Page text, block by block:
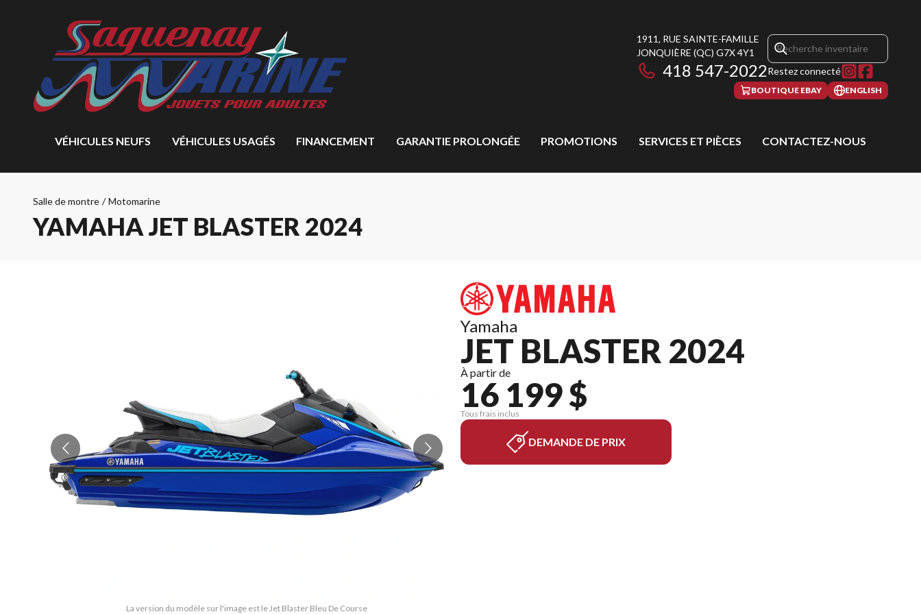
1911, RUE SAINTE-FAMILLE
JONQUIÈRE (QC) G7X 4Y1
418 547-2022Restez connecté
BOUTIQUE EBAY ENGLISH
VÉHICULES NEUFS VÉHICULES USAGÉS FINANCEMENT GARANTIE PROLONGÉE PROMOTIONS SERVICES ET PIÈCES CONTACTEZ-NOUS
Salle de montre / Motomarine
YAMAHA JET BLASTER 2024
La version du modèle sur l'image est le Jet Blaster Bleu De Course
Yamaha
JET BLASTER 2024
À partir de
16 199 $
Tous frais inclus
DEMANDE DE PRIX